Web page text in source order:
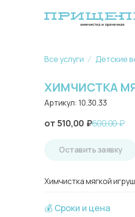
Все услуги Детские
ХИМЧИСТКА
Артикул: 10.30.33
510,00 ₽600,00₽
Оставить заявку
Химчистка мягкой
💰 Сроки и цена